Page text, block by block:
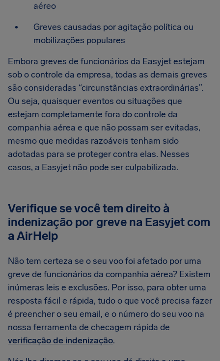
aéreo
Greves causadas por agitação política ou
mobilizações populares
Embora greves de funcionários da Easyjet estejam
sob o controle da empresa, todas as demais greves
são consideradas “circunstâncias extraordinárias”.
Ou seja, quaisquer eventos ou situações que
estejam completamente fora do controle da
companhia aérea e que não possam ser evitadas,
mesmo que medidas razoáveis tenham sido
adotadas para se proteger contra elas. Nesses
casos, a Easyjet não pode ser culpabilizada.
Verifique se você tem direito à
indenização por greve na Easyjet com
a AirHelp
Não tem certeza se o seu voo foi afetado por uma
greve de funcionários da companhia aérea? Existem
inúmeras leis e exclusões. Por isso, para obter uma
resposta fácil e rápida, tudo o que você precisa fazer
é preencher o seu email, e o número do seu voo na
nossa ferramenta de checagem rápida de
verificação de indenização.